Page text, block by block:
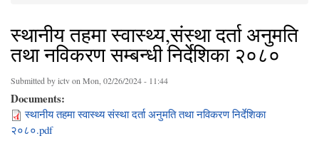
स्थानीय तहमा स्वास्थ्य,संस्था दर्ता अनुमति
तथा नविकरण सम्बन्धी निर्देशिका २०८०
Submitted byictvon Mon, 02/26/2024 - 11:44
Documents:
स्थानीय तहमा स्वास्थ्य संस्था दर्ता अनुमति तथा नविकरण निर्देशिका
२०८०.pdf